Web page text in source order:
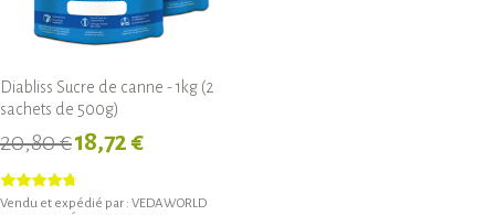
Diabliss Sucre de canne - 1kg (2
sachets de 500g)
20,80 €18,72 €
Vendu et expédié par : VEDAWORLD